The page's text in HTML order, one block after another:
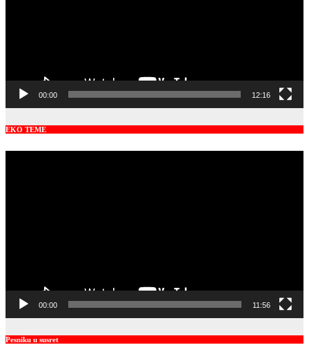
00:00 12:16
EKO TEME
00:00 11:56
Pesniku u susret